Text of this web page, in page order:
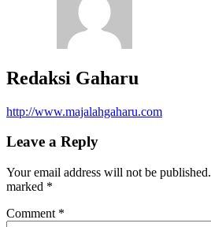
Redaksi Gaharu
http://www.majalahgaharu.com
Leave a Reply
Your email address will not be published.
marked *
Comment *